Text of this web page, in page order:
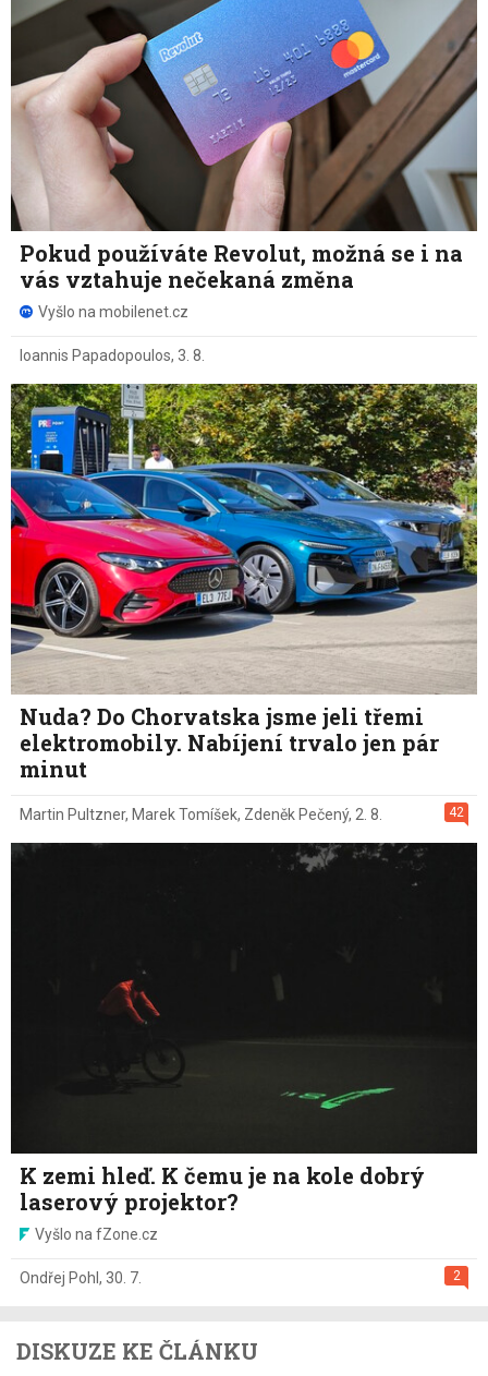
Pokud používáte Revolut, možná se i na
vás vztahuje nečekaná změna
Vyšlo na mobilenet.cz
Ioannis Papadopoulos, 3. 8.
Nuda? Do Chorvatska jsme jeli třemi
elektromobily. Nabíjení trvalo jen pár
minut
42
Martin Pultzner, Marek Tomíšek, Zdeněk Pečený, 2. 8.
K zemi hleď. K čemu je na kole dobrý
laserový projektor?
Vyšlo na fZone.cz
2
Ondřej Pohl , 30. 7.
DISKUZE KE ČLÁNKU